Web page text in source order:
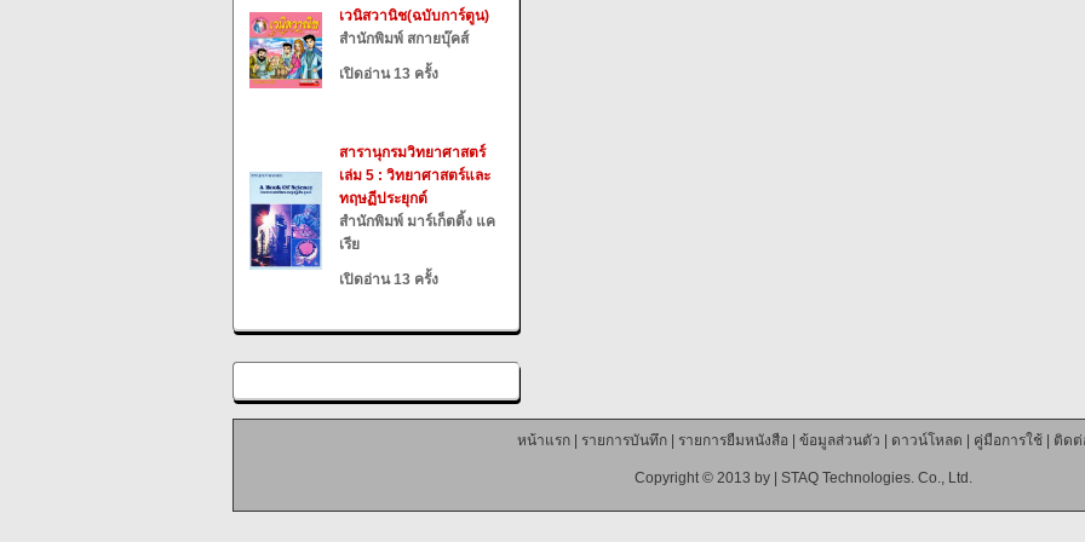
เวนิสวานิช(ฉบับการ์ตูน)
สำนักพิมพ์ สกายบุ๊คส์
เปิดอ่าน 13 ครั้ง
สารานุกรมวิทยาศาสตร์
เล่ม 5 : วิทยาศาสตร์และ
ทฤษฏีประยุกต์
สำนักพิมพ์ มาร์เก็ตติ้ง แค
เรีย
เปิดอ่าน 13 ครั้ง
หน้าแรก| รายการบันทึก| รายการยืมหนังสือ ข้อมูลส่วนตัว ดาวน์โหลด คู่มือการใช้| ติดต่
Copyright © 2013 by | STAQ Technologies. Co., Ltd.